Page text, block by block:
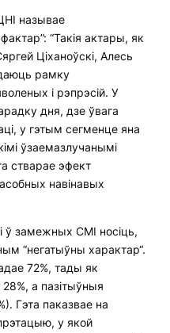
называе
“Такія актары, як
Ціханоўскі, Алесь
рамку
і рэпрэсій. У
дня, дзе ўвага
у гэтым сегменце яна
ўзаемазлучанымі
стварае эфект
навінавых
ў замежных СМІ носіць,
“негатыўны характар“.
72%, тады як
а пазітыўныя
Гэта паказвае на
у якой